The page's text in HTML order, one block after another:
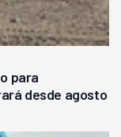
para
desde agosto